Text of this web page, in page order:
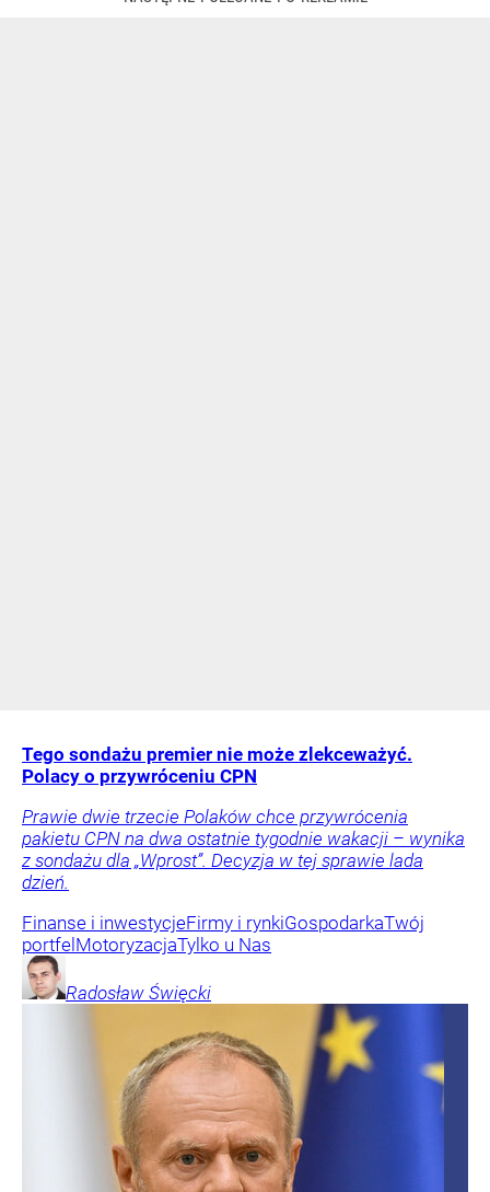
Tego sondażu premier nie może zlekceważyć.
Polacy o przywróceniu CPN
Prawie dwie trzecie Polaków chce przywrócenia
pakietu CPN na dwa ostatnie tygodnie wakacji – wynika
z sondażu dla „Wprost”. Decyzja w tej sprawie lada
dzień.
Finanse i inwestycjeFirmy i rynkiGospodarkaTwój
portfelMotoryzacjaTylko u Nas
Radosław Święcki